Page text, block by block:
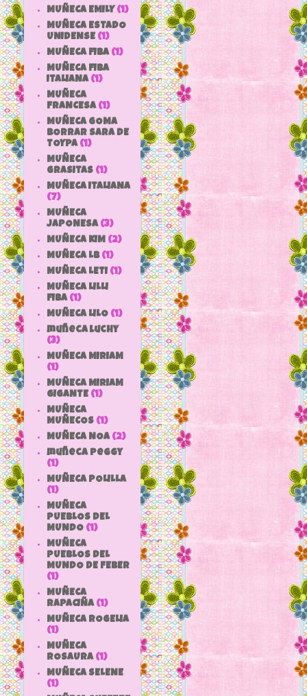
MUÑECA EMILY (1)
MUÑECA ESTADO
UNIDENSE (1)
MUÑECA FIBA (1)
MUÑECA FIBA
ITALIANA (1)
MUÑECA
FRANCESA (1)
MUÑECA GOMA
BORRAR SARA DE
TOYPA (1)
MUÑECA
GRASITAS (1)
MUÑECA ITALIANA
(7)
MUÑECA
JAPONESA (3)
MUÑECA KIM (2)
MUÑECA LB (1)
MUÑECA LETI (1)
MUÑECA LILLI
FIBA (1)
MUÑECA LILO (1)
muñeca luchy
(3)
MUÑECA MIRIAM
(1)
MUÑECA MIRIAM
GIGANTE (1)
MUÑECA
MUÑECOS (1)
MUÑECA NOA (2)
muñeca peggy
(1)
MUÑECA POLILLA
(1)
MUÑECA
PUEBLOS DEL
MUNDO (1)
MUÑECA
PUEBLOS DEL
MUNDO DE FEBER
(1)
MUÑECA
RAPACIÑA (1)
MUÑECA ROGELIA
(1)
MUÑECA
ROSAURA (1)
MUÑECA SELENE
(1)